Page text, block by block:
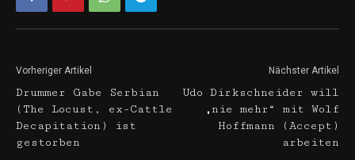
Vorheriger Artikel
Drummer Gabe Serbian
(The Locust, ex-Cattle
Decapitation) ist
gestorben
Nächster Artikel
Udo Dirkschneider will
„nie mehr“ mit Wolf
Hoffmann (Accept)
arbeiten